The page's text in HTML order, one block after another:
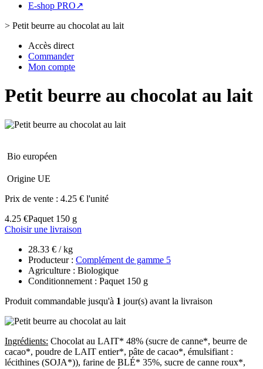
E-shop PRO↗
> Petit beurre au chocolat au lait
Accès direct
Commander
Mon compte
Petit beurre au chocolat au lait
Bio européen
Origine UE
Prix de vente : 4.25 € l'unité
4.25 €Paquet 150 g
Choisir une livraison
28.33 € / kg
Producteur : Complément de gamme 5
Agriculture : Biologique
Conditionnement : Paquet 150 g
Produit commandable jusqu'à 1 jour(s) avant la livraison
Ingrédients: Chocolat au LAIT* 48% (sucre de canne*, beurre de
cacao*, poudre de LAIT entier*, pâte de cacao*, émulsifiant :
lécithines (SOJA*)), farine de BLÉ* 35%, sucre de canne roux*,